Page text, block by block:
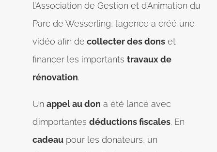
l’Association de Gestion et d’Animation du
Parc de Wesserling, l’agence a créé une
vidéo afin de collecter des dons et
financer les importants travaux de
rénovation.
Un appel au don a été lancé avec
d’importantes déductions fiscales. En
cadeau pour les donateurs, un